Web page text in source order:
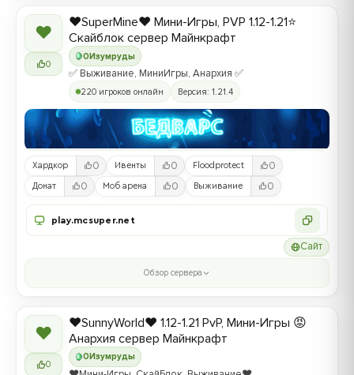
❤
0
0Изумруды
❤️SuperMine❤️ Мини-Игры, PVP 1.12-1.21⭐
Скайблок сервер Майнкрафт
✅ Выживание, МиниИгры, Анархия ✅
220 игроков онлайн Версия: 1.21.4
Хардкор 0 Ивенты 0 Floodprotect 0
Донат 0 Моб арена 0 Выживание 0
play.mcsuper.net
Сайт
Обзор сервера
❤
0
0 Изумруды
❤️SunnyWorld❤️ 1.12-1.21 PvP, Мини-Игры 😡
Анархия сервер Майнкрафт